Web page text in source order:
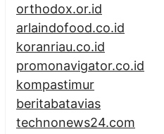
orthodox.or.id
arlaindofood.co.id
koranriau.co.id
promonavigator.co.id
kompastimur
beritabatavias
technonews24.com